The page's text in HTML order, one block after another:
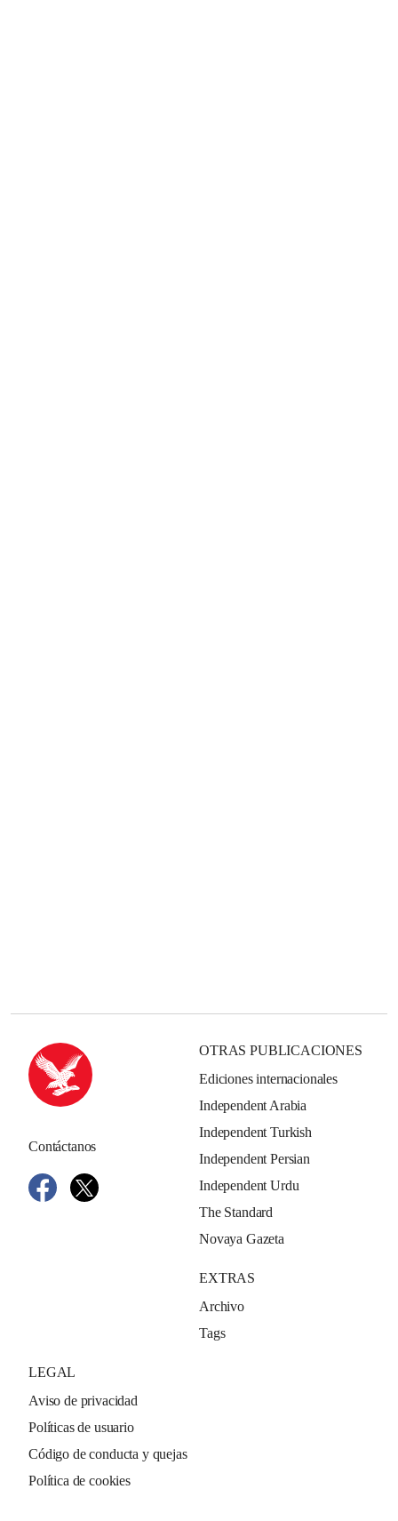
Contáctanos
OTRAS PUBLICACIONES
Ediciones internacionales
Independent Arabia
Independent Turkish
Independent Persian
Independent Urdu
The Standard
Novaya Gazeta
EXTRAS
Archivo
Tags
LEGAL
Aviso de privacidad
Políticas de usuario
Código de conducta y quejas
Política de cookies